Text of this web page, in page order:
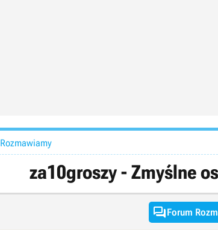
Rozmawiamy
za10groszy - Zmyślne
Forum